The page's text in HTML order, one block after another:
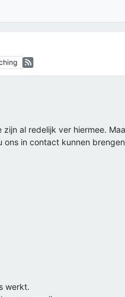
al redelijk ver hiermee.
in contact kunnen
werkt.